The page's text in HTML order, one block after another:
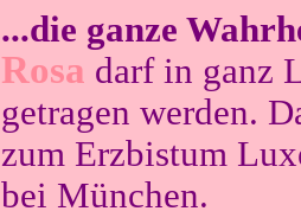
...die ganze
Rosa darf in ganz
getragen werden.
zum Erzbistum
bei München.